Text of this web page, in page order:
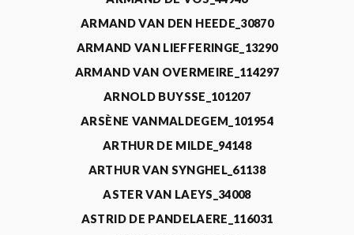
ARMAND VAN DEN HEEDE_30870
ARMAND VAN LIEFFERINGE_13290
ARMAND VAN OVERMEIRE_114297
ARNOLD BUYSSE_101207
ARSÈNE VANMALDEGEM_101954
ARTHUR DE MILDE_94148
ARTHUR VAN SYNGHEL_61138
ASTER VAN LAEYS_34008
ASTRID DE PANDELAERE_116031